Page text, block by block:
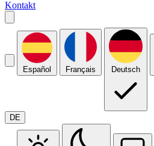
Kontakt
Español Français Deutsch
DE